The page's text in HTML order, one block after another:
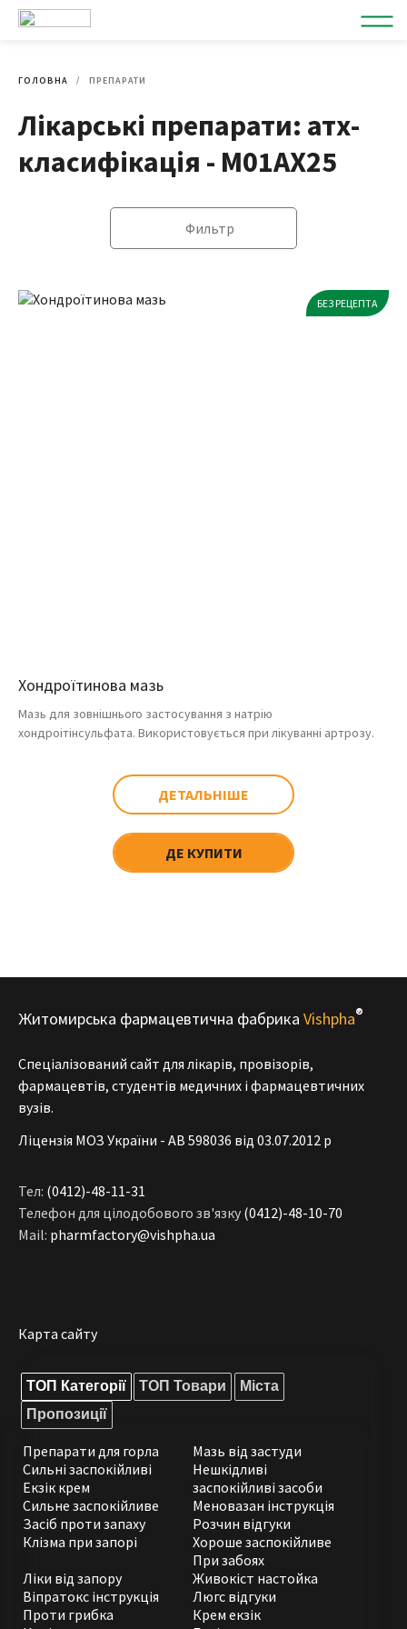
ГОЛОВНА ПРЕПАРАТИ
Лікарські препарати: атх-
класифікація - M01AX25
Фильтр
БЕЗ РЕЦЕПТА
Хондроїтинова мазь
Мазь для зовнішнього застосування з натрію
хондроітінсульфата. Використовується при лікуванні артрозу.
ДЕТАЛЬНІШЕ
ДЕ КУПИТИ
Житомирська фармацевтична фабрика Vishpha®
Спеціалізований сайт для лікарів, провізорів,
фармацевтів, студентів медичних і фармацевтичних
вузів.
Ліцензія МОЗ України - АВ 598036 від 03.07.2012 р
Тел: (0412)-48-11-31
Телефон для цілодобового зв'язку (0412)-48-10-70
Mail: pharmfactory@vishpha.ua
Карта сайту
ТОП Категорії ТОП Товари
Міста
Пропозиції
Препарати для горла
Сильні заспокійливі
Екзік крем
Сильне заспокійливе
Засіб проти запаху
Клізма при запорі
Мазь від застуди
Нешкідливі
заспокійливі засоби
Меновазан інструкція
Розчин відгуки
Хороше заспокійливе
При забоях
Ліки від запору
Віпратокс інструкція
Проти грибка
Живокіст настойка
Люгс відгуки
Крем екзік